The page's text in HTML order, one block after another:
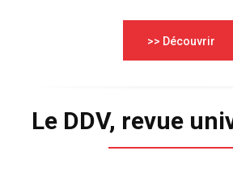
>> Découvrir
Le DDV, revue